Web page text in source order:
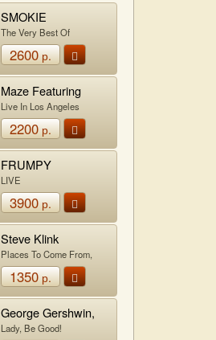
SMOKIE
The Very Best Of
2600р.
Maze Featuring
Frankie Beverly
Live In Los Angeles
2200р.
FRUMPY
LIVE
3900р.
Steve Klink
Places To Come From,
Places To Go: 15 Songs By
Joni Mitchell
1350р.
George Gershwin,
Ira Gershwin
Lady, Be Good!